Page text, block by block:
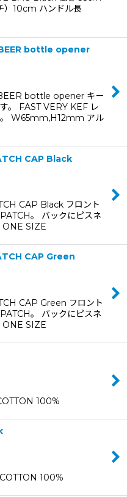
）10cm ハンドル長
bottle opener
bottle opener キー
。 FAST VERY KEF レ
。 W65mm,H12mm アル
CAP Black
CAP Black フロント
。 バックにピスネ
ONE SIZE
CAP Green
CAP Green フロント
。 バックにピスネ
ONE SIZE
100%
100%